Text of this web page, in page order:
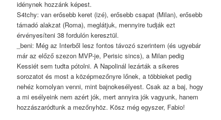
idénynek hozzánk képest.
S4tchy: van erősebb keret (izé), erősebb csapat (Milan), erősebb
támadó alakzat (Roma), meglátjuk, mennyire tudják ezt
érvényesíteni 38 fordulón keresztül.
_beni: Még az Interből lesz fontos távozó szerintem (és ugyebár
már az előző szezon MVP-je, Perisic sincs), a Milan pedig
Kessiét sem tudta pótolni. A Napolinál lezárták a sikeres
sorozatot és most a középmezőnyre lőnek, a többieket pedig
nehéz komolyan venni, mint bajnokesélyest. Csak az a baj, hogy
a mi esélyeink nem azért jók, mert annyira jók vagyunk, hanem
hozzászaródtunk a mezőnyhöz. Kösz még egyszer, Fabio!